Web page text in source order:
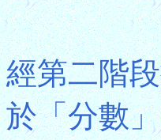
經第二階
於「分數